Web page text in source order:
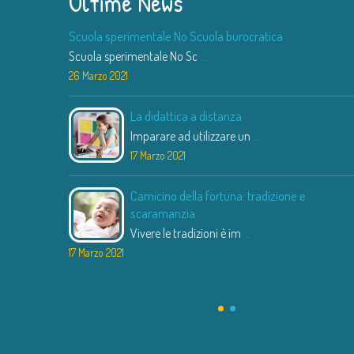
Scuola sperimentale No Scuola burocratica
Scuola sperimentale No Sc ...
26 Marzo 2021
La didattica a distanza
Imparare ad utilizzare un ...
17 Marzo 2021
Camicino della fortuna: tradizione e
scaramanzia
Vivere le tradizioni è im ...
17 Marzo 2021